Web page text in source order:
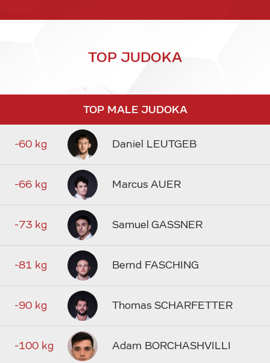
TOP JUDOKA
TOP MALE JUDOKA
-60 kg Daniel LEUTGEB
-66 kg Marcus AUER
-73 kg Samuel GASSNER
-81 kg Bernd FASCHING
-90 kg Thomas SCHARFETTER
-100 kg Adam BORCHASHVILLI